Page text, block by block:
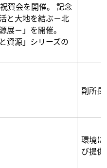
賀会を開催。 記念
と大地を結ぶ－北
展－」を開催。
資源」シリーズの
副所
環境に
び提